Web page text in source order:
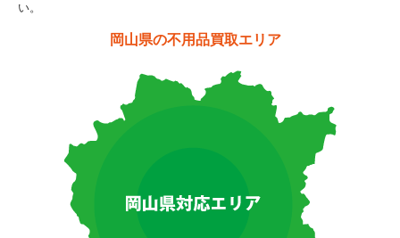
い。
岡山県の不用品買取エリア